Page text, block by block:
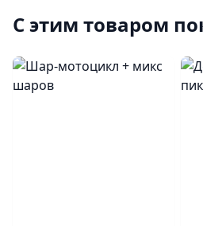
С этим товаром